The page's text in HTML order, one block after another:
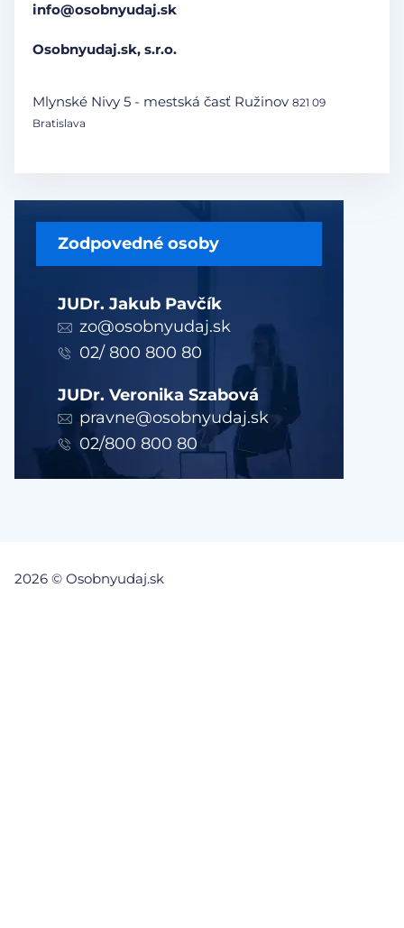
Zodpovedné osoby
JUDr. Jakub Pavčík
zo@osobnyudaj.sk
02/ 800 800 80
JUDr. Veronika Szabová
pravne@osobnyudaj.sk
02/800 800 80
info@osobnyudaj.sk
Osobnyudaj.sk, s.r.o.
Mlynské Nivy 5 - mestská časť Ružinov 821 09
Bratislava
2026 © Osobnyudaj.sk